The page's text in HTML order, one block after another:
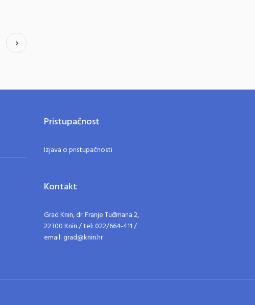
Pristupačnost
Izjava o pristupačnosti
Kontakt
Grad Knin, dr. Franje Tuđmana 2,
22300 Knin / tel: 022/664-411 /
email: grad@knin.hr